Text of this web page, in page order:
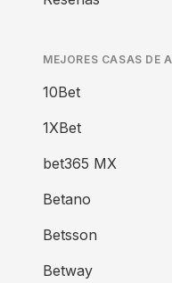
MEJORES CASAS DE
10Bet
1XBet
bet365 MX
Betano
Betsson
Betway